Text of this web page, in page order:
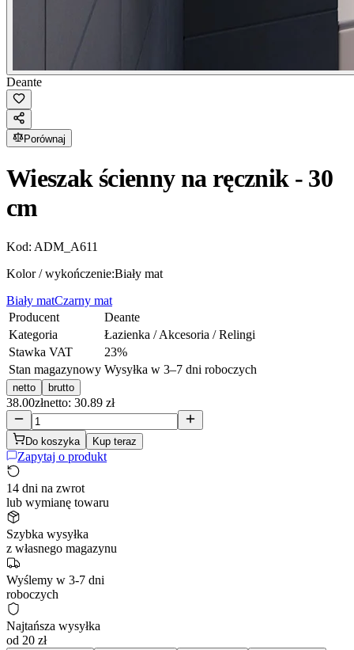
Deante
Porównaj
Wieszak ścienny na ręcznik - 30
cm
Kod: ADM_A611
Kolor / wykończenie:Biały mat
Biały matCzarny mat
Producent
Deante
Kategoria
Łazienka / Akcesoria / Relingi
Stawka VAT
23%
Stan magazynowy Wysyłka w 3–7 dni roboczych
netto brutto
38.00złnetto: 30.89 zł
Do koszyka Kup teraz
Zapytaj o produkt
14 dni na zwrot
lub wymianę towaru
Szybka wysyłka
z własnego magazynu
Wyślemy w 3-7 dni
roboczych
Najtańsza wysyłka
od 20 zł